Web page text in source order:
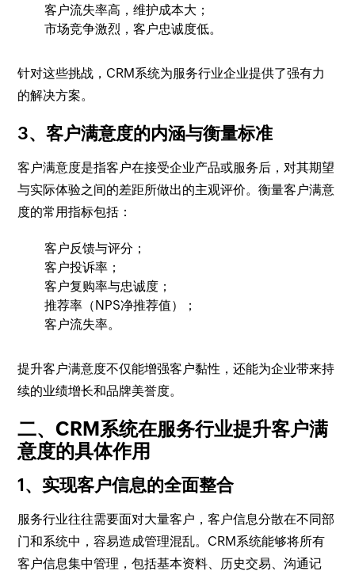
客户流失率高，维护成本大；
市场竞争激烈，客户忠诚度低。
针对这些挑战，CRM系统为服务行业企业提供了强有力
的解决方案。
3、客户满意度的内涵与衡量标准
客户满意度是指客户在接受企业产品或服务后，对其期望
与实际体验之间的差距所做出的主观评价。衡量客户满意
度的常用指标包括：
客户反馈与评分；
客户投诉率；
客户复购率与忠诚度；
推荐率（NPS净推荐值）；
客户流失率。
提升客户满意度不仅能增强客户黏性，还能为企业带来持
续的业绩增长和品牌美誉度。
二、CRM系统在服务行业提升客户满
意度的具体作用
1、实现客户信息的全面整合
服务行业往往需要面对大量客户，客户信息分散在不同部
门和系统中，容易造成管理混乱。CRM系统能够将所有
客户信息集中管理，包括基本资料、历史交易、沟通记